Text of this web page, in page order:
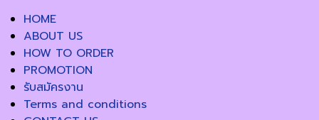
HOME
ABOUT US
HOW TO ORDER
PROMOTION
รับสมัครงาน
Terms and conditions